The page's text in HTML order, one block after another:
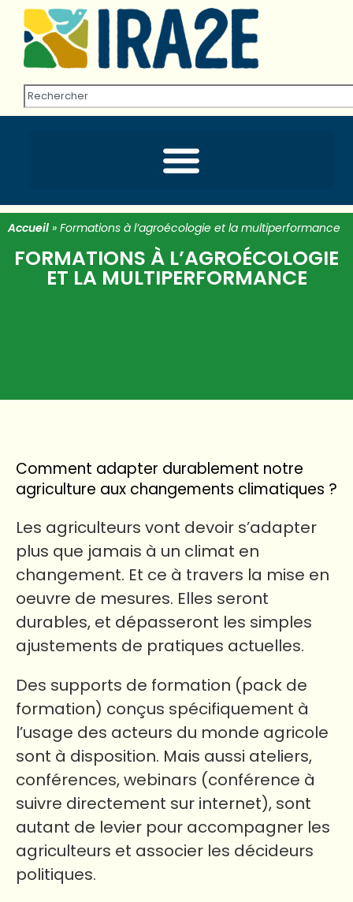
Accueil » Formations à l’agroécologie et la multiperformance
FORMATIONS À L’AGROÉCOLOGIE
ET LA MULTIPERFORMANCE
Comment adapter durablement notre
agriculture aux changements climatiques ?
Les agriculteurs vont devoir s’adapter
plus que jamais à un climat en
changement. Et ce à travers la mise en
oeuvre de mesures. Elles seront
durables, et dépasseront les simples
ajustements de pratiques actuelles.
Des supports de formation (pack de
formation) conçus spécifiquement à
l’usage des acteurs du monde agricole
sont à disposition. Mais aussi ateliers,
conférences, webinars (conférence à
suivre directement sur internet), sont
autant de levier pour accompagner les
agriculteurs et associer les décideurs
politiques.